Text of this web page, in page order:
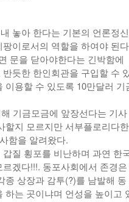
놓아 한다는 기본의 언론정신
이로서의 역할을 하여야 된다
문을 닫아야한다는 긴박함에
듯한 한인회관을 구입할 수
용할 수 있도록 10만달러 기
기금모금에 앞장선다는 기사
할지 모르지만 서부플로리다한
함을 알려왔다.
질 횡포를 비난하며 과연 한
겠다!!!. 동포사회에서 존경은
종 상장과 감투(?)를 남발해 동
하는 곳이냐며 언성을 높이고